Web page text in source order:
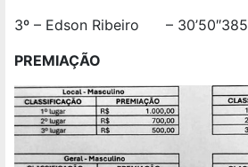
3º – Edson Ribeiro – 30’50″385
PREMIAÇÃO